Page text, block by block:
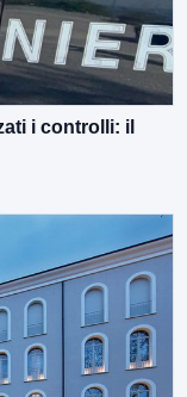
i controlli: il